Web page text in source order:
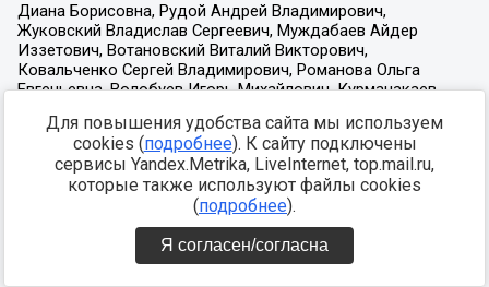
Для повышения удобства сайта мы используем
cookies (подробнее). К сайту подключены
сервисы Yandex.Metrika, LiveInternet, top.mail.ru,
которые также используют файлы cookies
(подробнее).
Я согласен/согласна